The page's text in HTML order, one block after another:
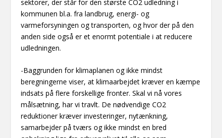
sektorer, der står for den største CO2 udledning i
kommunen bl.a. fra landbrug, energi- og
varmeforsyningen og transporten, og hvor der på den
anden side også er et enormt potentiale i at reducere
udledningen.
-Baggrunden for klimaplanen og ikke mindst
beregningerne viser, at klimaarbejdet kræver en kæmpe
indsats på flere forskellige fronter. Skal vi nå vores
målsætning, har vi travlt. De nødvendige CO2
reduktioner kræver investeringer, nytænkning,
samarbejder på tværs og ikke mindst en bred